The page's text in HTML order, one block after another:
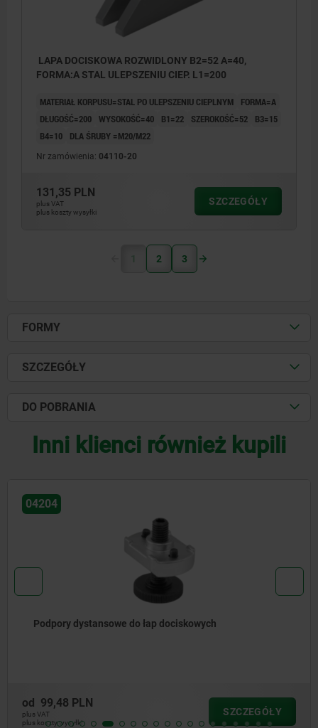
LAPA DOCISKOWA ROZWIDLONY B2=52 A=40,
FORMA:A STAL ULEPSZENIU CIEP. L1=200
MATERIAŁ KORPUSU=STAL PO ULEPSZENIU CIEPLNYM
FORMA=A
DŁUGOŚĆ=200 WYSOKOŚĆ=40 B1=22 SZEROKOŚĆ=52
B3=15
B4=10
DLA ŚRUBY =M20/M22
Nr zamówienia: 04110-20
131,35 PLN
plus VAT
plus koszty wysyłki
SZCZEGÓŁY
1 2 3
FORMY
SZCZEGÓŁY
DO POBRANIA
Inni klienci również kupili
04056
Łapa dociskowa
od 147,10 PLN
plus koszty wysyłki
SZCZEGÓŁY